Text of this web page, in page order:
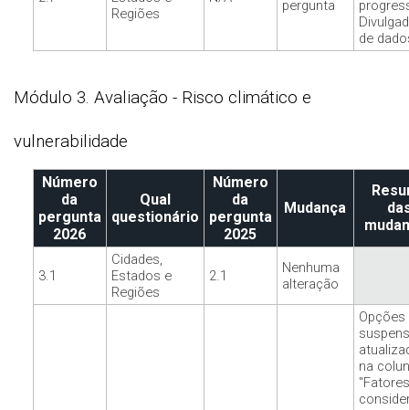
Regiões
pergunta
de
Módulo 3. Avaliação - Risco climático e
vulnerabilidade
Número
da
pergunta
2026
Qual
questionário
Número
da
pergunta
2025
Mudança
3.1
Cidades,
Estados e
Regiões
2.1
Nenhuma
alteração
Opções
na
"Fatores